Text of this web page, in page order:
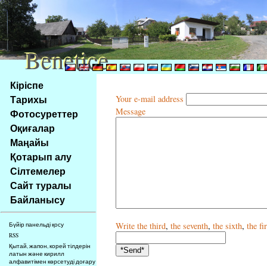
Na
obsah
stránky
Klávesové
zkratky
tomto
webu
základní
Hlavní
strana
Кіріспе
Тарихы
Фотосуреттер
Оқиғалар
Маңайы
Қотарып алу
Сілтемелер
Сайт туралы
Байланысу
Бүйір панельді қосу
RSS
Қытай, жапон, корей тілдерін
латын және кирилл
алфавитімен көрсетуді доғару
Your e-mail address
Message
Write the third, the seventh, the sixth, the
Benetice
Benetice